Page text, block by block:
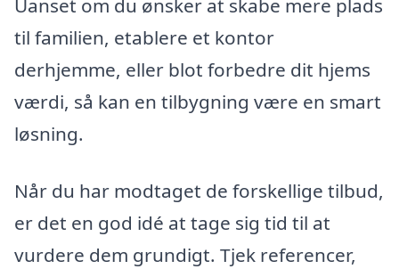
Uanset om du ønsker at skabe mere plads
til familien, etablere et kontor
derhjemme, eller blot forbedre dit hjems
værdi, så kan en tilbygning være en smart
løsning.
Når du har modtaget de forskellige tilbud,
er det en god idé at tage sig tid til at
vurdere dem grundigt. Tjek referencer,